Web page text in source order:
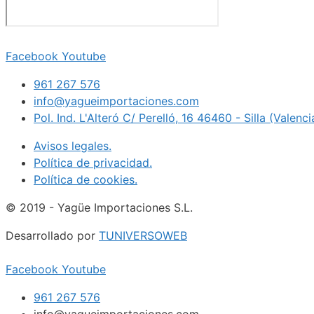
Facebook Youtube
961 267 576
info@yagueimportaciones.com
Pol. Ind. L'Alteró C/ Perelló, 16 46460 - Silla
Avisos legales.
Política de privacidad.
Política de cookies.
© 2019 - Yagüe Importaciones S.L.
Desarrollado por TUNIVERSOWEB
Facebook Youtube
961 267 576